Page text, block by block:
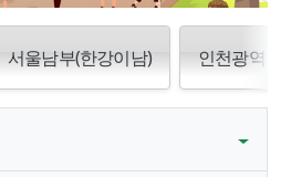
서울남부(한강이남) 인천광역시